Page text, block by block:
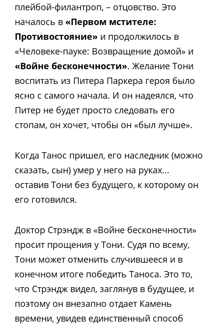
плейбой-филантроп, – отцовство. Это
началось в «Первом мстителе:
Противостояние» и продолжилось в
«Человеке-пауке: Возвращение домой» и
«Войне бесконечности». Желание Тони
воспитать из Питера Паркера героя было
ясно с самого начала. И он надеялся, что
Питер не будет просто следовать его
стопам, он хочет, чтобы он «был лучше».
Когда Танос пришел, его наследник (можно
сказать, сын) умер у него на руках...
оставив Тони без будущего, к которому он
его готовился.
Доктор Стрэндж в «Войне бесконечности»
просит прощения у Тони. Судя по всему,
Тони может отменить случившееся и в
конечном итоге победить Таноса. Это то,
что Стрэндж видел, заглянув в будущее, и
поэтому он внезапно отдает Камень
времени, увидев единственный способ